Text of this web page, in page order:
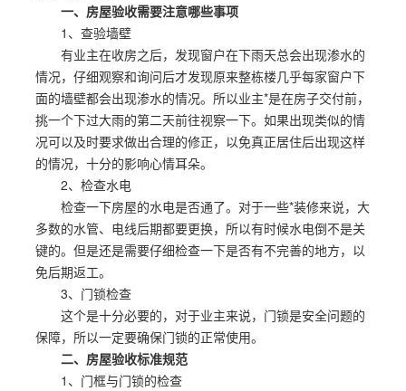
一、房屋验收需要注意哪些事项
1、查验墙壁
有业主在收房之后，发现窗户在下雨天总会出现渗水的
情况，仔细观察和询问后才发现原来整栋楼几乎每家窗户下
面的墙壁都会出现渗水的情况。所以业主*是在房子交付前，
挑一个下过大雨的第二天前往视察一下。如果出现类似的情
况可以及时要求做出合理的修正，以免真正居住后出现这样
的情况，十分的影响心情耳朵。
2、检查水电
检查一下房屋的水电是否通了。对于一些*装修来说，大
多数的水管、电线后期都要更换，所以有时候水电倒不是关
键的。但是还是需要仔细检查一下是否有不完善的地方，以
免后期返工。
3、门锁检查
这个是十分必要的，对于业主来说，门锁是安全问题的
保障，所以一定要确保门锁的正常使用。
二、房屋验收标准规范
1、门框与门锁的检查